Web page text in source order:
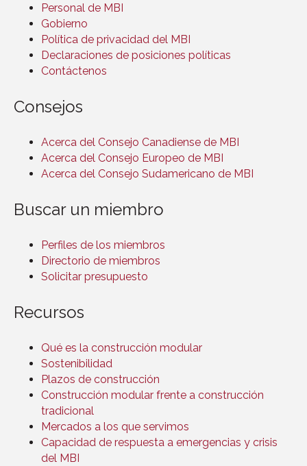
Personal de MBI
Gobierno
Política de privacidad del MBI
Declaraciones de posiciones políticas
Contáctenos
Consejos
Acerca del Consejo Canadiense de MBI
Acerca del Consejo Europeo de MBI
Acerca del Consejo Sudamericano de MBI
Buscar un miembro
Perfiles de los miembros
Directorio de miembros
Solicitar presupuesto
Recursos
Qué es la construcción modular
Sostenibilidad
Plazos de construcción
Construcción modular frente a construcción
tradicional
Mercados a los que servimos
Capacidad de respuesta a emergencias y crisis
del MBI